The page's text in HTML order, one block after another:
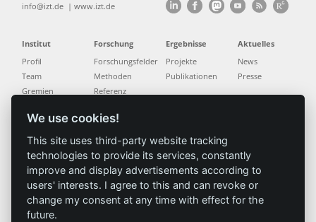
We use cookies!
This site uses third-party website tracking
technologies to provide its services, constantly
improve and display advertisements according to
users' interests. I agree to this and can revoke or
change my consent at any time with effect for the
future.
info@izt.de | www.izt.de
Institut
Profil
Team
Gremien
Forschung
Forschungsfelder
Methoden
Referenz
Ergebnisse
Projekte
Publikationen
Aktuelles
News
Presse
Service
Standorte
Stellenangebote
Impressum
Kontakt
Impressum
Datenschutzerklärung